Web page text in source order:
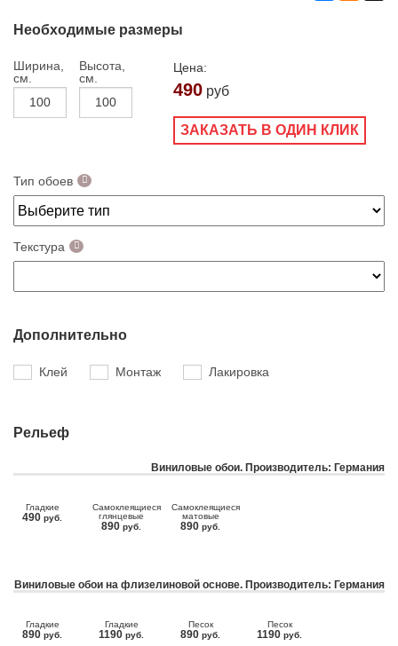
Необходимые размеры
Ширина,
см.
Высота,
см.
Цена:
490 руб
ЗАКАЗАТЬ В ОДИН КЛИК
Тип обоев
Текстура
Дополнительно
Клей Монтаж Лакировка
Рельеф
Виниловые обои. Производитель: Германия
Гладкие
490 руб.
Самоклеящиеся
глянцевые
890 руб.
Самоклеящиеся
матовые
890 руб.
Виниловые обои на флизелиновой основе. Производитель: Германия
Гладкие
890 руб.
Гладкие
1190 руб.
Песок
890 руб.
Песок
1190 руб.